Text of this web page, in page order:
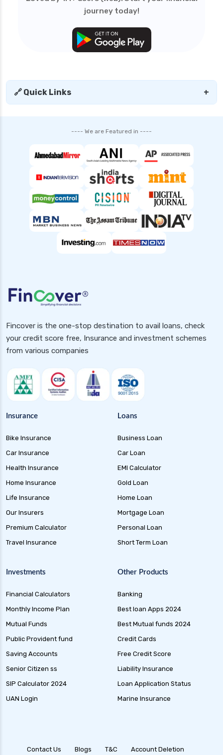
personal loan in trichy
personal loan interest rates
sbi personal loan interest rates
shriram finance personal loan interest rate
top 10 Personal loan apps
top10 rbi approved loan apps
journey today!
🔗 Quick Links +
---- We are Featured in ----
Fincover is the one-stop destination to avail loans, check
your credit score free, Insurance and investment schemes
from various companies
Insurance
Bike Insurance
Car Insurance
Health Insurance
Home Insurance
Life Insurance
Our Insurers
Premium Calculator
Travel Insurance
Loans
Business Loan
Car Loan
EMI Calculator
Gold Loan
Home Loan
Mortgage Loan
Personal Loan
Short Term Loan
Investments
Financial Calculators
Monthly Income Plan
Mutual Funds
Public Provident fund
Saving Accounts
Senior Citizen ss
SIP Calculator 2024
UAN Login
Other Products
Banking
Best loan Apps 2024
Best Mutual funds 2024
Credit Cards
Free Credit Score
Liability Insurance
Loan Application Status
Marine Insurance
Contact Us Blogs T&C Account Deletion